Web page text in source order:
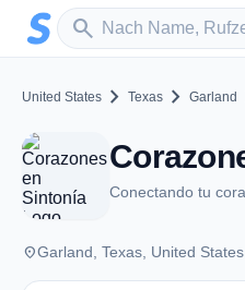
Zum Hauptinhalt springen
search
Sender suchen
United States chevron_right Texas chevron_right Garland
placeGarland, Texas, United States